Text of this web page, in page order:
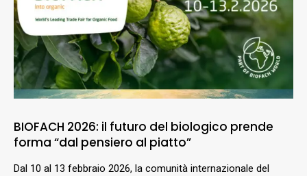
BIOFACH 2026: il futuro del biologico prende
forma “dal pensiero al piatto”
Dal 10 al 13 febbraio 2026, la comunità internazionale del